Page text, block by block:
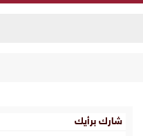
شارك برأيك